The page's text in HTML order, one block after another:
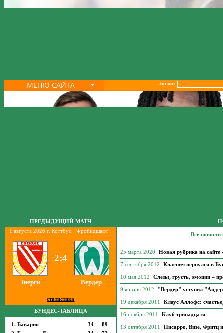
МЕНЮ САЙТА Логин:
ПРЕДЫДУЩИЙ МАТЧ
1 августа 2026 г. Коттбус. "Фройндшафт".
2:4
Энерги Вердер
статистика
БУНДЕС-ТАБЛИЦА
1. Бавария 34
89
Все
25 марта 2020 Новая рубрика на
7 сентября 2012 Класнич вернулся в
10 мая 2012 Слезы, грусть, эмоции –
9 января 2012 "Вердер" уступил
19 декабря 2011 Клаус Аллофс:
16 ноября 2011 Клуб тринадцати
13 октября 2011 Писарро, Визе, Фритц